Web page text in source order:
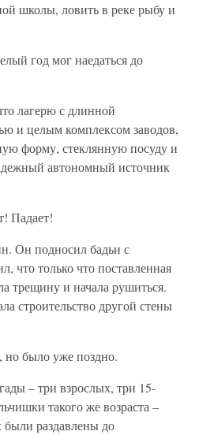
школы, ловить в реке рыбу и
год мог наедаться до
лагерю с длинной
и целым комплексом заводов,
форму, стеклянную посуду и
автономный источник
Падает!
Он подносил бадьи с
что только что поставленная
трещину и начала рушиться.
строительство другой стены
но было уже поздно.
– три взрослых, три 15-
такого же возраста –
были раздавлены до